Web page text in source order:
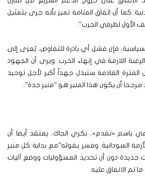
كما أن اتفاق المنامة تميز بأنه جرى بتمثيل
الأول لطرفي الحرب”.
فإن فشل أي بادرة للتفاوض، يُعزى إلى
الرغبة اللازمة في إنهاء الحرب. ويرى أن الجهود
الفترة القادمة ستبذل جهداً أكبر لأجل توحيد
مرجحا أن يكون هذا المنبر هو “منبر جدة”.
باسم «تقدم»، بكري الجاك، يعتقد أيضا أن
السودانية. وفسر بقوله”مع بداية كل منبر
دون أن تحديد المسؤوليات ووضع آليات
تم الاتفاق عليه.